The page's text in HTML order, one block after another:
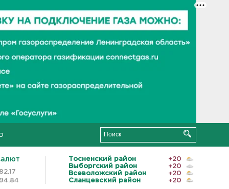
82.17
94.84
Тосненский район
+20
Выборгский район
+20
Всеволожский район
+20
Сланцевский район
+20